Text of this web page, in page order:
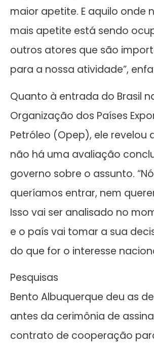
maior apetite. E aquilo onde
mais apetite está sendo
outros atores que são
para a nossa atividade”,
Quanto à entrada do Brasil
Organização dos Países
Petróleo (Opep), ele revelou
não há uma avaliação
governo sobre o assunto.
queríamos entrar, nem
Isso vai ser analisado no
e o país vai tomar a sua
do que for o interesse
Pesquisas
Bento Albuquerque deu as
antes da cerimônia de
contrato de cooperação